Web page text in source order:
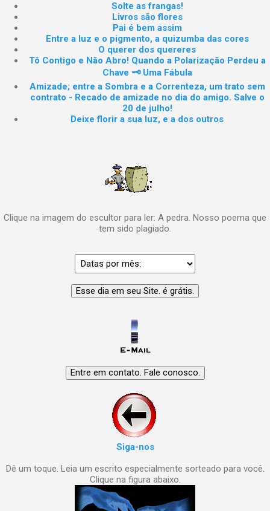
Solte as frangas!
Livros são flores
Pai é bem assim
Entre a luz e o pigmento, a quizumba das cores
O querer dos quereres
Tô Contigo e Não Abro! Quando a Polarização Perdeu a
Chave 🗝️ Uma Fábula
Amizade; entre a Sombra e a Correnteza, um trato sem
contrato - Recado de amizade no dia do amigo. Salve o
20 de julho!
Deixe florir a sua luz, e a dos outros
Clique na imagem do escultor para ler: A pedra. Nosso poema que
tem sido plagiado.
Siga-nos
Dê um toque. Leia um escrito especialmente sorteado para você.
Clique na figura abaixo.